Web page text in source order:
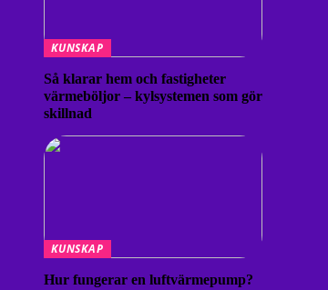
KUNSKAP
Så klarar hem och fastigheter
värmeböljor – kylsystemen som gör
skillnad
KUNSKAP
Hur fungerar en luftvärmepump?